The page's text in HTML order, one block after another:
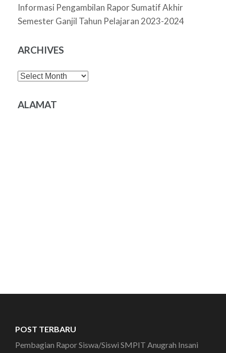
Informasi Pengambilan Rapor Sumatif Akhir
Semester Ganjil Tahun Pelajaran 2023-2024
ARCHIVES
Archives
ALAMAT
POST TERBARU
Pembagian Rapor Siswa/Siswi SMPIT Anugrah Insani